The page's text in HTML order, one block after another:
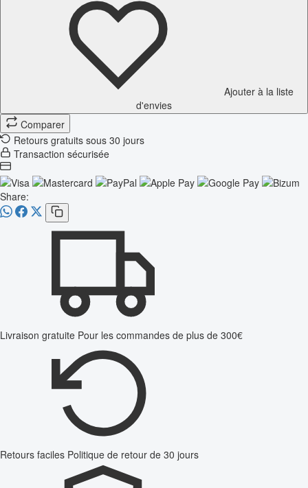
Ajouter à la liste
d'envies
Comparer
Retours gratuits sous 30 jours
Transaction sécurisée
Share:
Livraison gratuite Pour les commandes de plus de 300€
Retours faciles Politique de retour de 30 jours